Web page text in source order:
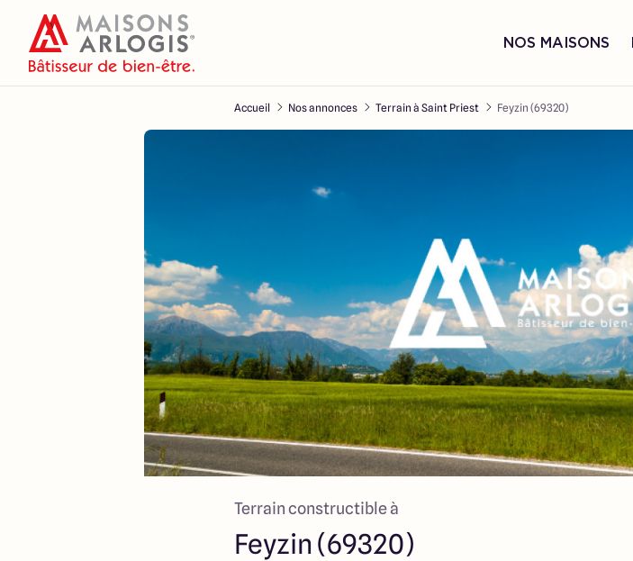
NOS MAISONS
Accueil Nos annonces Terrain à Saint Priest Feyzin (69320)
Terrain constructible à
Feyzin (69320)